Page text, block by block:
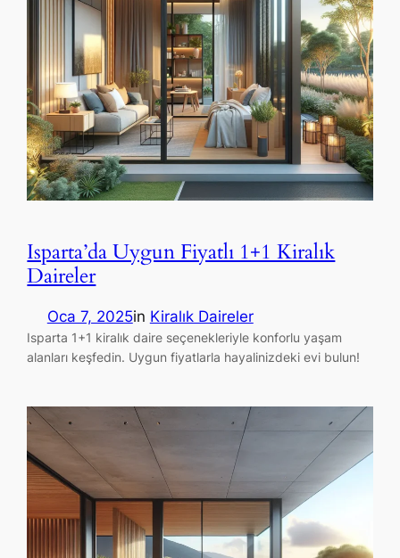
Isparta’da Uygun Fiyatlı 1+1 Kiralık
Daireler
Oca 7, 2025in Kiralık Daireler
Isparta 1+1 kiralık daire seçenekleriyle konforlu yaşam
alanları keşfedin. Uygun fiyatlarla hayalinizdeki evi bulun!